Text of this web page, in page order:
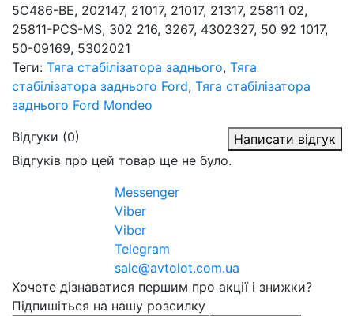
5C486-BE, 202147, 21017, 21017, 21317, 25811 02,
25811-PCS-MS, 302 216, 3267, 4302327, 50 92 1017,
50-09169, 5302021
Теги: Тяга стабілізатора заднього, Тяга
стабілізатора заднього Ford, Тяга стабілізатора
заднього Ford Mondeo
Відгуки (0)
Написати відгук
Відгуків про цей товар ще не було.
Messenger
Viber
Viber
Telegram
sale@avtolot.com.ua
Хочете дізнаватися першим про акції і знижки?
Підпишіться на нашу розсилку